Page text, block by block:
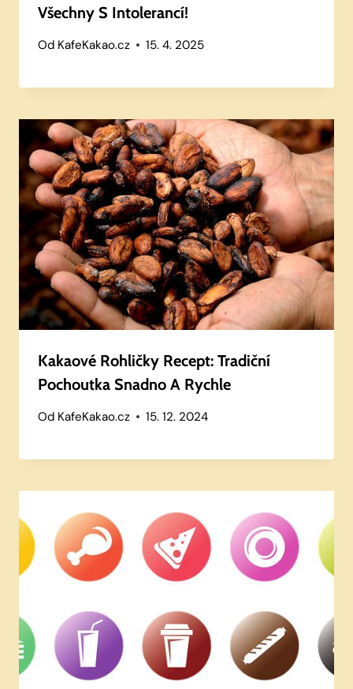
Všechny S Intolerancí!
Od KafeKakao.cz 15. 4. 2025
Kakaové Rohličky Recept: Tradiční
Pochoutka Snadno A Rychle
Od KafeKakao.cz 15. 12. 2024